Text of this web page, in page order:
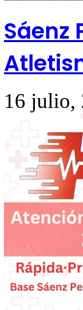
Sáenz
16 julio,